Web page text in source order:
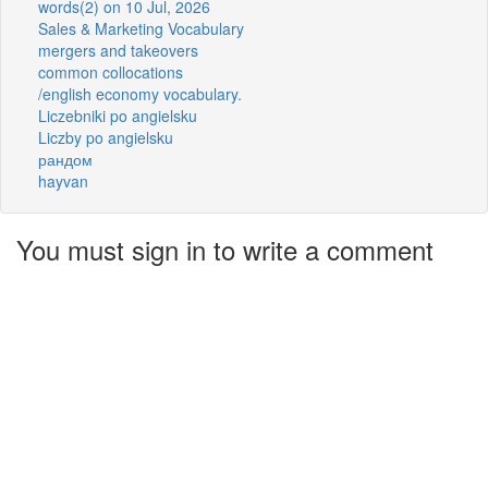
words(2) on 10 Jul, 2026
Sales & Marketing Vocabulary
mergers and takeovers
common collocations
/english economy vocabulary.
Liczebniki po angielsku
Liczby po angielsku
рандом
hayvan
You must sign in to write a comment